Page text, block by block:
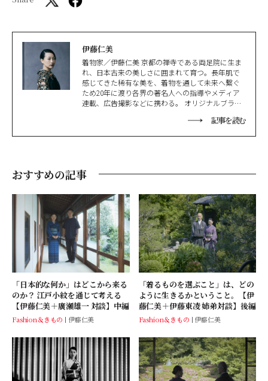
伊藤仁美
着物家／伊藤仁美 京都の禅寺である両足院に生ま
れ、日本古来の美しさに囲まれて育つ。長年肌で
感じてきた稀有な美を、着物を通して未来へ繋ぐ
ため20年に渡り各界の著名人への指導やメディア
連載、広告撮影などに携わる。 オリジナルブラン
会」では、感性をひらく唯一無二の着付けの世界
記事を読む
おすすめの記事
「日本的な何か」はどこから来る
のか？ 江戸小紋を通じて考える
【伊藤仁美＋廣瀬雄一 対談】中編
Fashion＆きもの 伊藤仁美
「着るものを選ぶこと」は、どの
ように生きるかということ。【伊
藤仁美＋伊藤東凌 姉弟対談】後編
Fashion＆きもの 伊藤仁美